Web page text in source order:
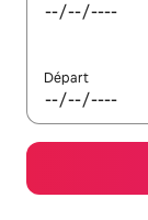
Départ